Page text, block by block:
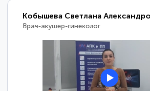
Кобышева Светлана
Врач-акушер-гинеколог